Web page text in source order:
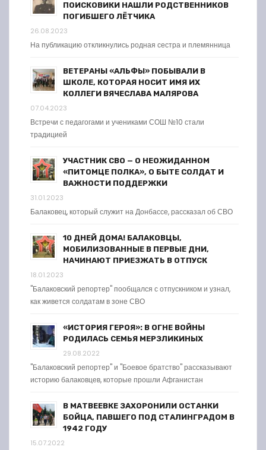
ПОИСКОВИКИ НАШЛИ РОДСТВЕННИКОВ
ПОГИБШЕГО ЛЁТЧИКА
26.08.2023
На публикацию откликнулись родная сестра и племянница
ВЕТЕРАНЫ «АЛЬФЫ» ПОБЫВАЛИ В
ШКОЛЕ, КОТОРАЯ НОСИТ ИМЯ ИХ
КОЛЛЕГИ ВЯЧЕСЛАВА МАЛЯРОВА
07.04.2023
Встречи с педагогами и учениками СОШ №10 стали
традицией
УЧАСТНИК СВО — О НЕОЖИДАННОМ
«ПИТОМЦЕ ПОЛКА», О БЫТЕ СОЛДАТ И
ВАЖНОСТИ ПОДДЕРЖКИ
31.01.2023
Балаковец, который служит на Донбассе, рассказал об СВО
10 ДНЕЙ ДОМА! БАЛАКОВЦЫ,
МОБИЛИЗОВАННЫЕ В ПЕРВЫЕ ДНИ,
НАЧИНАЮТ ПРИЕЗЖАТЬ В ОТПУСК
18.01.2023
"Балаковский репортер" пообщался с отпускником и узнал,
как живется солдатам в зоне СВО
«ИСТОРИЯ ГЕРОЯ»: В ОГНЕ ВОЙНЫ
РОДИЛАСЬ СЕМЬЯ МЕРЗЛИКИНЫХ
29.08.2022
"Балаковский репортер" и "Боевое братство" рассказывают
историю балаковцев, которые прошли Афганистан
В МАТВЕЕВКЕ ЗАХОРОНИЛИ ОСТАНКИ
БОЙЦА, ПАВШЕГО ПОД СТАЛИНГРАДОМ В
1942 ГОДУ
15.07.2022